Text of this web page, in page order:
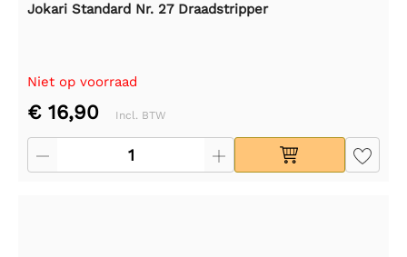
Jokari Standard Nr. 27 Draadstripper
Niet op voorraad
€ 16,90 Incl. BTW